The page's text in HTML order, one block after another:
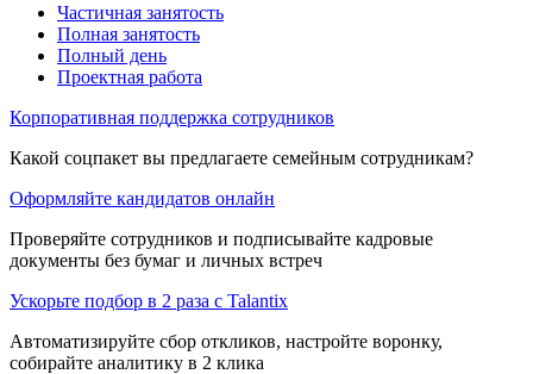
Частичная занятость
Полная занятость
Полный день
Проектная работа
Корпоративная поддержка сотрудников
Какой соцпакет вы предлагаете семейным сотрудникам?
Оформляйте кандидатов онлайн
Проверяйте сотрудников и подписывайте кадровые
документы без бумаг и личных встреч
Ускорьте подбор в 2 раза с Talantix
Автоматизируйте сбор откликов, настройте воронку,
собирайте аналитику в 2 клика